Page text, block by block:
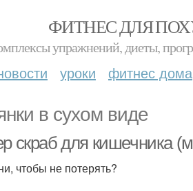
ФИТНЕС ДЛЯ
упражнений, диеты,
уроки фитнес дома
в сухом виде
скраб для кишечника
чтобы не потерять?